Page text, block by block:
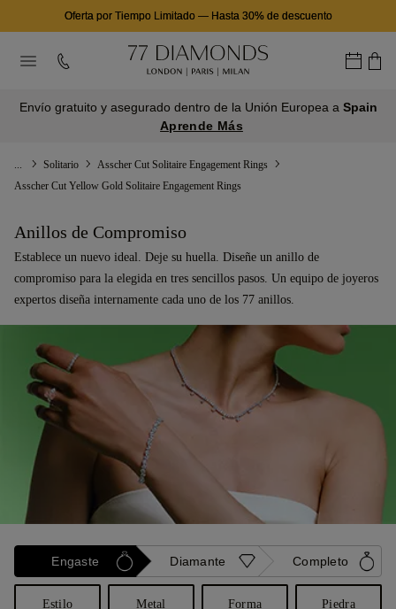
Oferta por Tiempo Limitado— Hasta 30% de descuento
Envío gratuito y asegurado dentro de la Unión Europea a Spain
Aprende Más
Solitario
Asscher Cut Solitaire Engagement Rings
Asscher Cut Yellow Gold Solitaire Engagement Rings
Anillos de Compromiso
Establece un nuevo ideal. Deje su huella. Diseñe un anillo de
compromiso para la elegida en tres sencillos pasos. Un equipo de joyeros
expertos diseña internamente cada uno de los 77 anillos.
Engaste Diamante Completo
Estilo Metal Forma Piedra